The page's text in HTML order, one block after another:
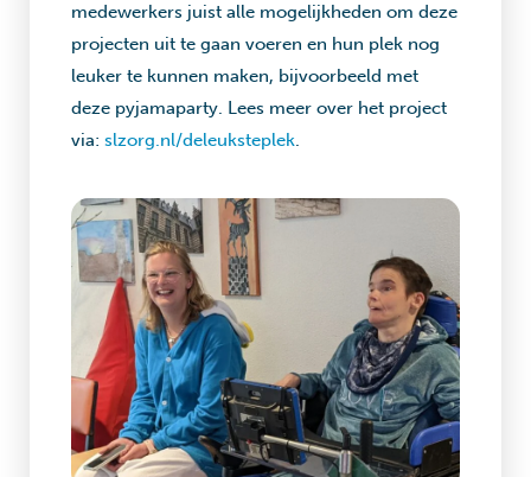
medewerkers juist alle mogelijkheden om deze
projecten uit te gaan voeren en hun plek nog
leuker te kunnen maken, bijvoorbeeld met
deze pyjamaparty. Lees meer over het project
via: slzorg.nl/deleuksteplek.